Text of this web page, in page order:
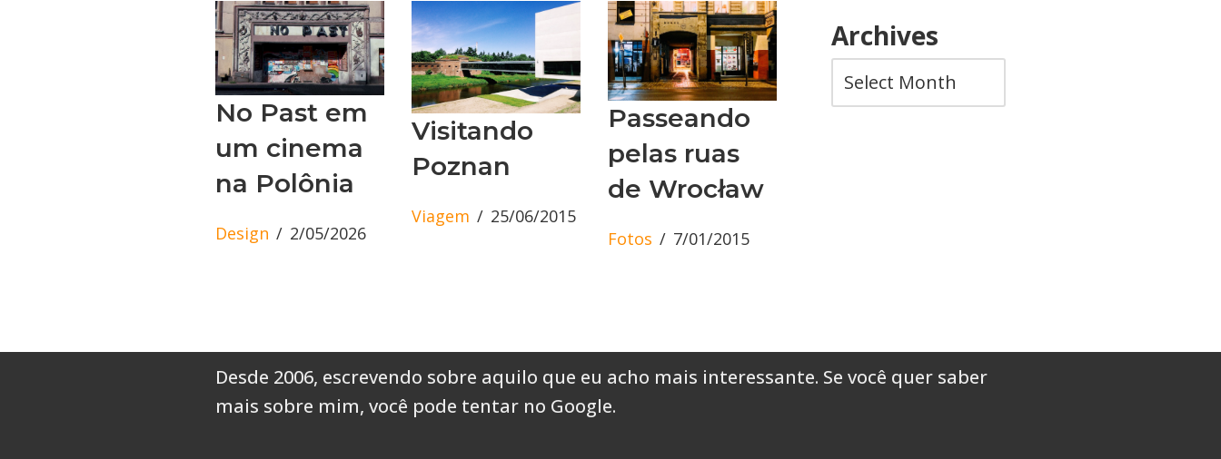
No Past em
um cinema
na Polônia
Design 2/05/2026
Visitando
Poznan
Viagem 25/06/2015
Passeando
pelas ruas
de Wrocław
Fotos 7/01/2015
Archives
Desde 2006, escrevendo sobre aquilo que eu acho mais interessante. Se você quer saber
mais sobre mim, você pode tentar no Google.